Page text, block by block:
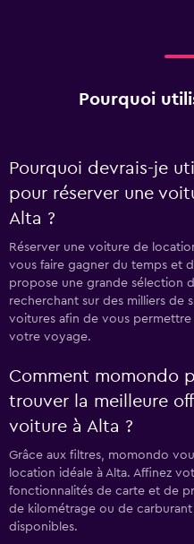
Pourquoi
Pourquoi devrais-je
pour réserver une
Alta ?
Réserver une voiture de
vous faire gagner du temps et
propose une grande sélection
recherchant sur des milliers de
voitures afin de vous
votre voyage.
Comment momondo
trouver la meilleure
voiture à Alta ?
Grâce aux filtres, momondo
location idéale à Alta. Affinez
fonctionnalités de carte et de
de kilométrage ou de
disponibles.